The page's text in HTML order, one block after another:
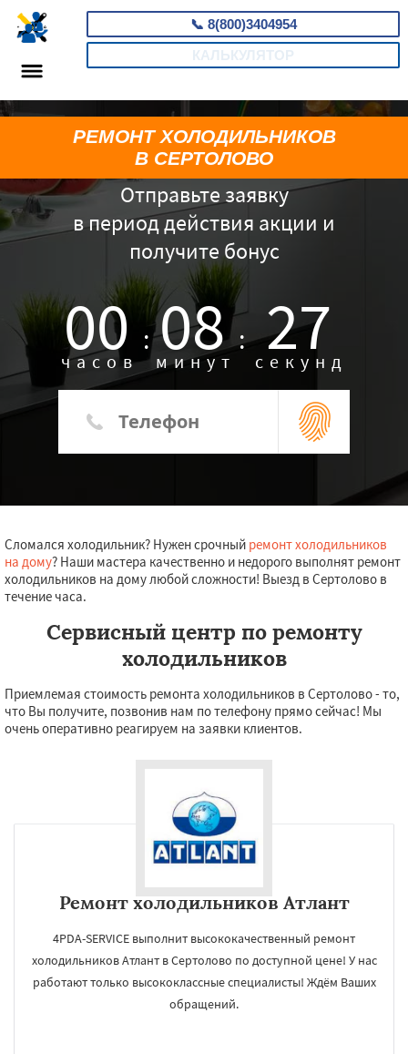
📞 8(800)3404954
КАЛЬКУЛЯТОР
Отправьте заявку
в период действия акции и
получите бонус
00 :
часов 08 :
минут 26
секунд
РЕМОНТ ХОЛОДИЛЬНИКОВ
В СЕРТОЛОВО
Сломался холодильник? Нужен срочный ремонт холодильников
на дому? Наши мастера качественно и недорого выполнят ремонт
холодильников на дому любой сложности! Выезд в Сертолово в
течение часа.
Сервисный центр по ремонту
холодильников
Приемлемая стоимость ремонта холодильников в Сертолово - то,
что Вы получите, позвонив нам по телефону прямо сейчас! Мы
очень оперативно реагируем на заявки клиентов.
Ремонт холодильников Атлант
4PDA-SERVICE выполнит высококачественный ремонт
холодильников Атлант в Сертолово по доступной цене! У нас
работают только высококлассные специалисты! Ждём Ваших
обращений.